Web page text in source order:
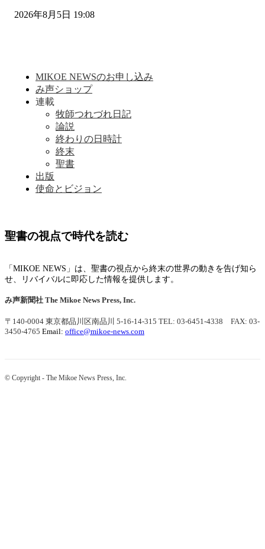
2026年8月5日 19:08
MIKOE NEWSのお申し込み
み声ショップ
連載
牧師つれづれ日記
論説
終わりの日時計
終末
聖書
出版
使命とビジョン
聖書の視点で時代を読む
「MIKOE NEWS」は、聖書の視点から終末の世界の動きを告げ知ら
せ、リバイバルに即応した情報を提供します。
み声新聞社 The Mikoe News Press, Inc.
〒140-0004 東京都品川区南品川 5-16-14-315 TEL: 03-6451-4338 FAX: 03-
3450-4765 Email: office@mikoe-news.com
© Copyright - The Mikoe News Press, Inc.